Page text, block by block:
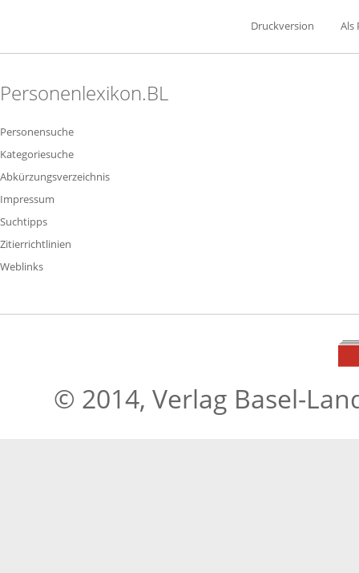
Druckversion Als
Personenlexikon.BL
Personensuche
Kategoriesuche
Abkürzungsverzeichnis
Impressum
Suchtipps
Zitierrichtlinien
Weblinks
© 2014, Verlag Basel-